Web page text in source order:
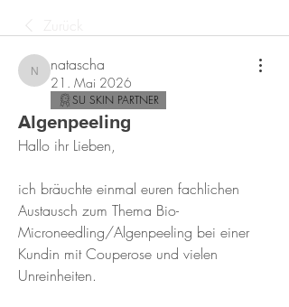
natascha
natascha
21. Mai 2026
SU SKIN PARTNER
Algenpeeling
Hallo ihr Lieben,
ich bräuchte einmal euren fachlichen
Austausch zum Thema Bio-
Microneedling/Algenpeeling bei einer
Kundin mit Couperose und vielen
Unreinheiten.